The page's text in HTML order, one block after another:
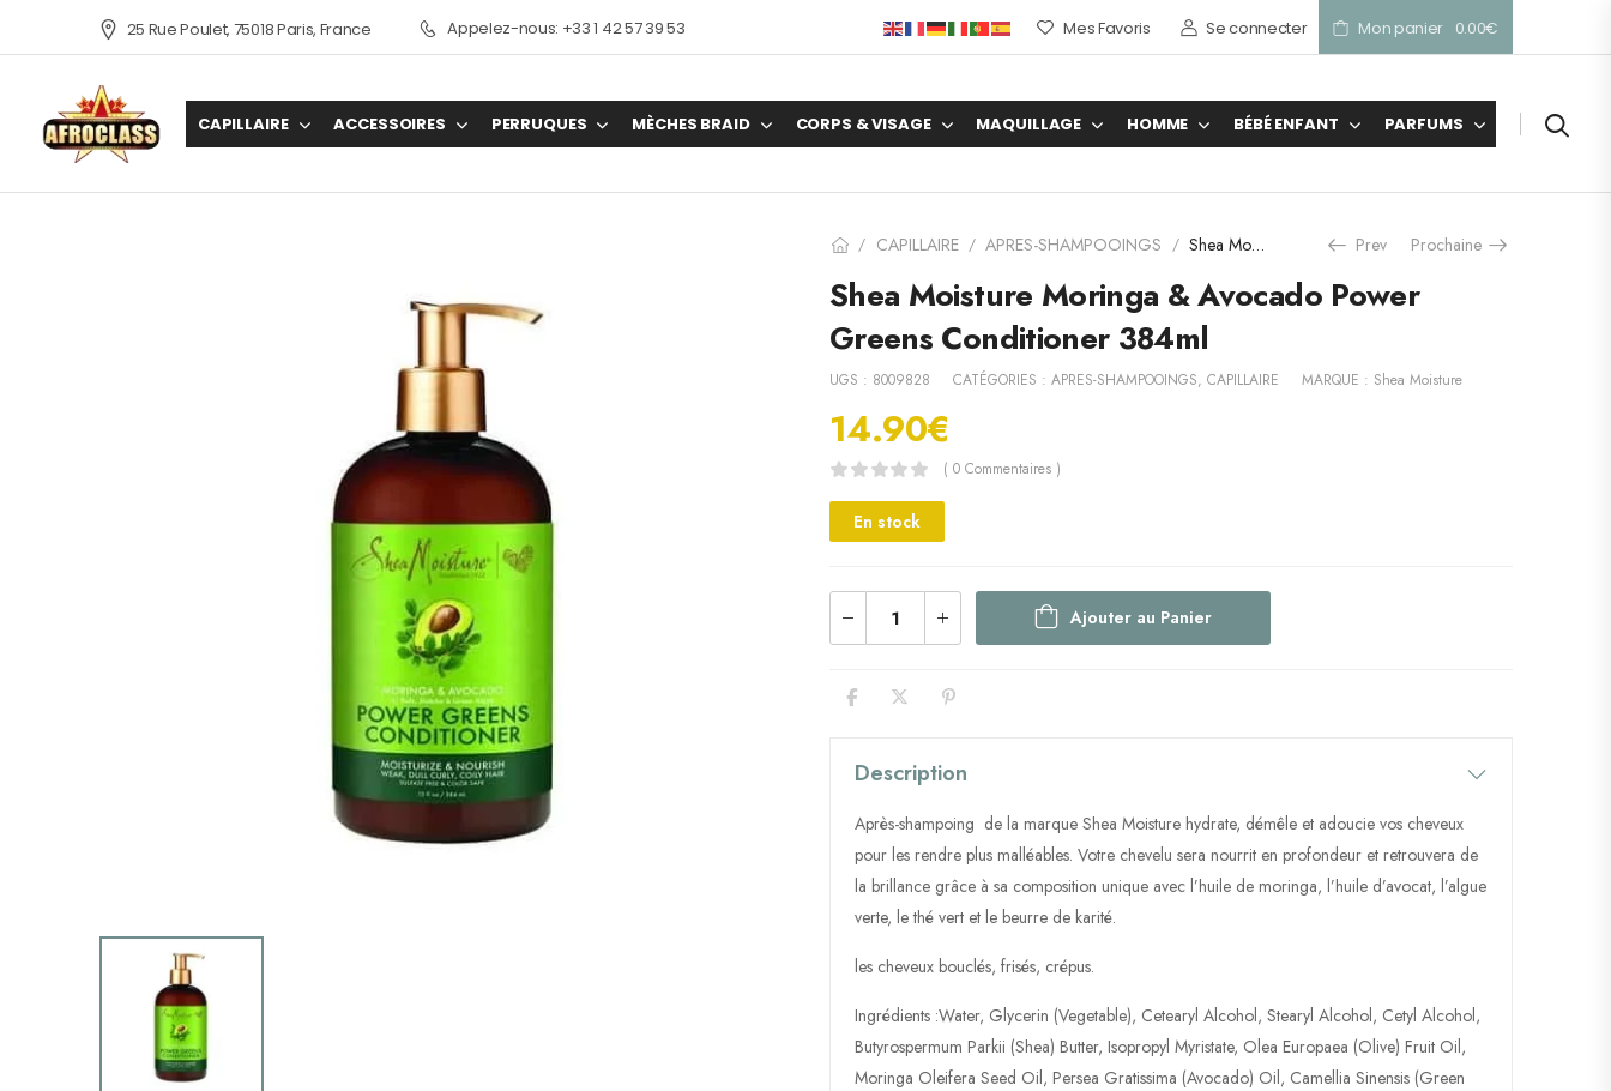
25 Rue Poulet, 75018 Paris, France Appelez-nous: +33 1 42 57 39 53 Mes Favoris Se connecter Mon panier 0.00€
CAPILLAIRE ACCESSOIRES PERRUQUES MÈCHES BRAID CORPS & VISAGE MAQUILLAGE HOMME BÉBÉ ENFANT PARFUMS
/ CAPILLAIRE / APRES-SHAMPOOINGS / Shea Moisture Moringa & Avocado Power Greens Conditioner 384ml Prev Prochaine
Shea Moisture Moringa & Avocado Power
Greens Conditioner 384ml
UGS : 8009828 CATÉGORIES : APRES-SHAMPOOINGS, CAPILLAIRE MARQUE : Shea Moisture
14.90€
( 0 Commentaires )
En stock
Ajouter au Panier
Description
Après-shampoing de la marque Shea Moisture hydrate, démêle et adoucie vos cheveux
pour les rendre plus malléables. Votre chevelu sera nourrit en profondeur et retrouvera de
la brillance grâce à sa composition unique avec l’huile de moringa, l’huile d’avocat, l’algue
verte, le thé vert et le beurre de karité.
les cheveux bouclés, frisés, crépus.
Ingrédients :Water, Glycerin (Vegetable), Cetearyl Alcohol, Stearyl Alcohol, Cetyl Alcohol,
Butyrospermum Parkii (Shea) Butter, Isopropyl Myristate, Olea Europaea (Olive) Fruit Oil,
Moringa Oleifera Seed Oil, Persea Gratissima (Avocado) Oil, Camellia Sinensis (Green